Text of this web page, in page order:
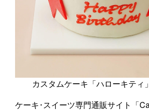
カスタムケーキ「ハローキティ
ケーキ･スイーツ専門通販サイト「